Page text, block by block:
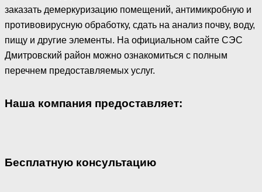
заказать демеркуризацию помещений, антимикробную и
противовирусную обработку, сдать на анализ почву, воду,
пищу и другие элементы. На официальном сайте СЭС
Дмитровский район можно ознакомиться с полным
перечнем предоставляемых услуг.
Наша компания предоставляет:
Бесплатную консультацию